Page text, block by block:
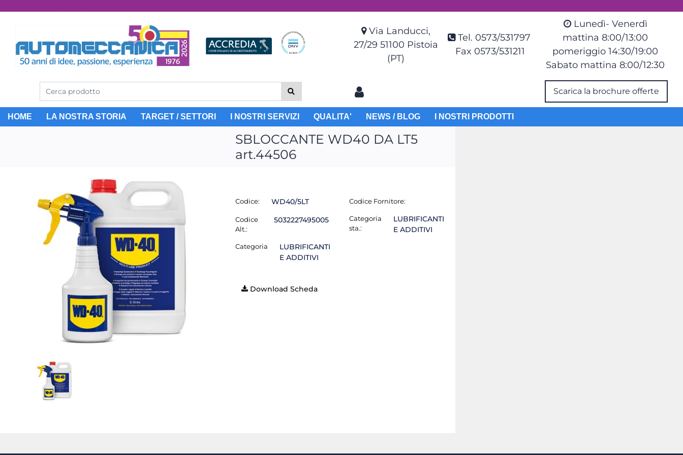
Via Landucci,
27/29 51100 Pistoia
(PT)
Tel. 0573/531797
Fax 0573/531211
Lunedì- Venerdì
mattina 8:00/13:00
pomeriggio 14:30/19:00
Sabato mattina 8:00/12:30
Scarica la brochure offerte
HOME LA NOSTRA STORIA TARGET / SETTORI I NOSTRI SERVIZI QUALITA' NEWS / BLOG I NOSTRI PRODOTTI
SBLOCCANTE WD40 DA LT5
art.44506
Codice: WD40/5LT
Codice
Alt.:
5032227495005
Categoria
LUBRIFICANTI
E ADDITIVI
Codice Fornitore:
Categoria
sta.:
LUBRIFICANTI
E ADDITIVI
Download Scheda